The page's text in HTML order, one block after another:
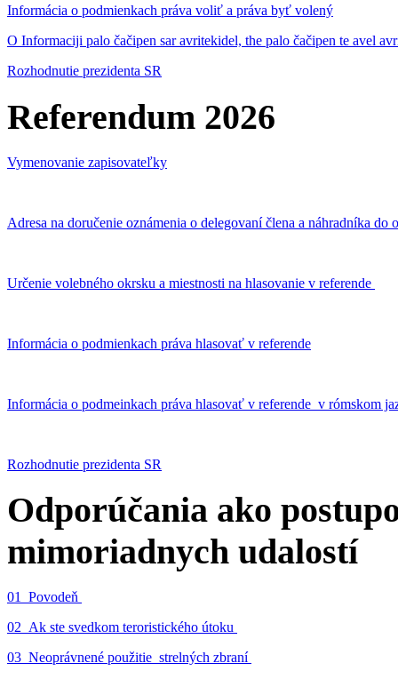
Informácia o podmienkach práva voliť a práva byť volený
O Informaciji palo čačipen sar avritekidel, the palo čačipen te avel
Rozhodnutie prezidenta SR
Referendum 2026
Vymenovanie zapisovateľky
Adresa na doručenie oznámenia o delegovaní člena a náhradníka
Určenie volebného okrsku a miestnosti na hlasovanie v referende
Informácia o podmienkach práva hlasovať v referende
Informácia o podmeinkach práva hlasovať v referende v rómskom
Rozhodnutie prezidenta SR
Odporúčania ako
mimoriadnych udalostí
01_Povodeň
02_Ak ste svedkom teroristického útoku
03_Neoprávnené použitie strelných zbraní